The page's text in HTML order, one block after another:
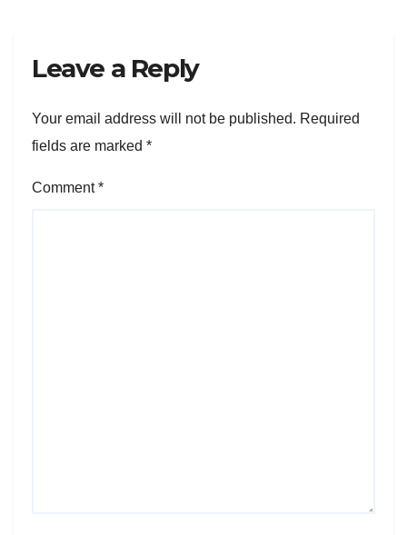
Leave a Reply
Your email address will not be published. Required
fields are marked *
Comment*